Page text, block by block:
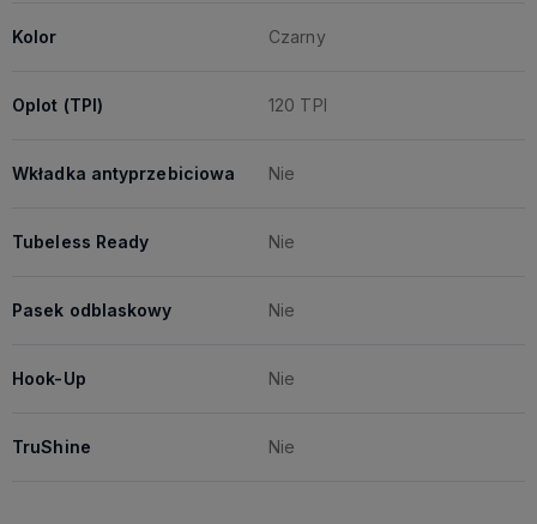
Kolor Czarny
Oplot (TPI) 120 TPI
Wkładka antyprzebiciowa Nie
Tubeless Ready Nie
Pasek odblaskowy Nie
Hook-Up Nie
TruShine Nie